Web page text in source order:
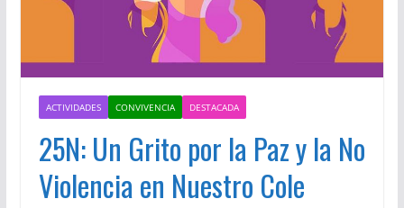
ACTIVIDADES CONVIVENCIA DESTACADA
25N: Un Grito por la Paz y la No
Violencia en Nuestro Cole